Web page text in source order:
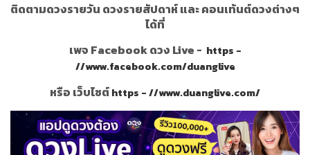
ติดตามดวงรายวัน ดวงรายสัปดาห์ และ คอนเท้นต์ดวงต่างๆ
ได้ที่
เพจ Facebook ดวง Live - https -
//www.facebook.com/duanglive
หรือ เว็บไซต์https - //www.duanglive.com/